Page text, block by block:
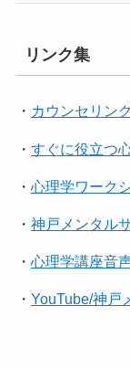
リンク集
・ カウンセリン
・ すぐに役立つ
・ 心理学ワーク
・ 神戸メンタル
・ 心理学講座音
・ YouTube/神戸